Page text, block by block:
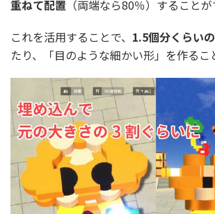
重ねて配置 （両端なら80％）することが
これを活用することで、 1.5個分くらい
たり、「目のような細かい形」を作るこ